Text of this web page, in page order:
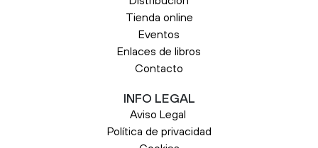
Tienda online
Eventos
Enlaces de libros
Contacto
INFO LEGAL
Aviso Legal
Política de privacidad